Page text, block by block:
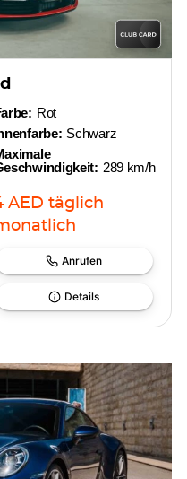
Rot
Schwarz
289 km/h
AED täglich
Anrufen
Details